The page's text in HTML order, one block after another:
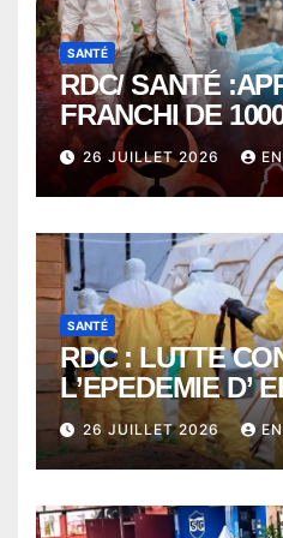
SANTÉ
RDC/ SANTÉ
FRANCHI DE
EBOLA BAT
PLUS DE 400
SEULEMENT
26 JUILLET 2026
SANTÉ
RDC : LUTTE
L’EPEDEMIE D’
MÉDECIN DE
À BUNIA
26 JUILLET 2026